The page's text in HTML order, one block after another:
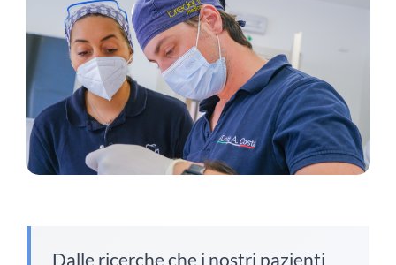
Dalle ricerche che i nostri pazienti